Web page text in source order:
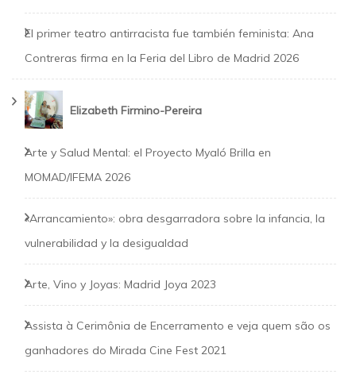
El primer teatro antirracista fue también feminista: Ana
Contreras firma en la Feria del Libro de Madrid 2026
Elizabeth Firmino-Pereira
Arte y Salud Mental: el Proyecto Myaló Brilla en
MOMAD/IFEMA 2026
«Arrancamiento»: obra desgarradora sobre la infancia, la
vulnerabilidad y la desigualdad
Arte, Vino y Joyas: Madrid Joya 2023
Assista à Cerimônia de Encerramento e veja quem são os
ganhadores do Mirada Cine Fest 2021